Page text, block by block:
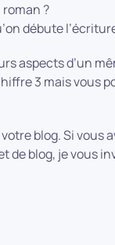
?
débute
aspects d’un
3 mais vous
blog. Si vous
blog, je vous